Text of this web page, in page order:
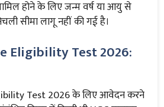
होने के लिए जन्म वर्ष या आयु से
सीमा लागू नहीं की गई है।
Eligibility Test 2026:
Test 2026 के लिए आवेदन करने